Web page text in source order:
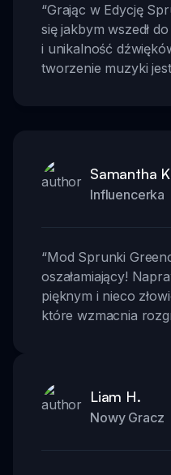
“Grając w Edycję
się jakbym wszedł
i unikalność
tworzenie muzyki
Samantha
Influencerka
“Mod Sprunki
oszałamiający!
pięknym i nieco
które wzmacnia
Liam H.
Nowy Gracz